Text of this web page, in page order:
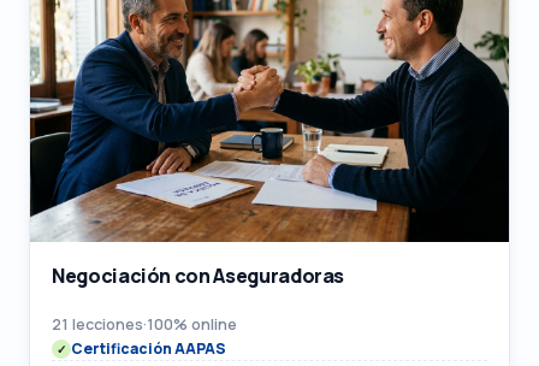
Negociación con Aseguradoras
21 lecciones·100% online
Certificación AAPAS